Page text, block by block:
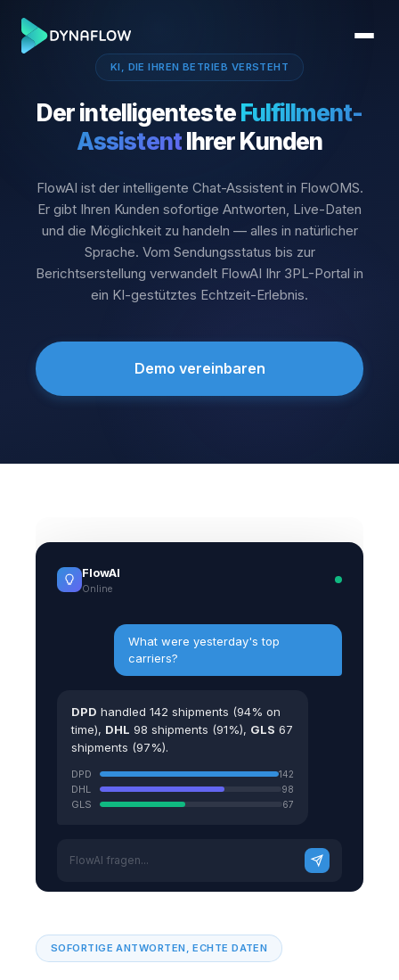
KI, DIE IHREN BETRIEB VERSTEHT
Der intelligentesteFulfillment-
AssistentIhrer Kunden
FlowAI ist der intelligente Chat-Assistent in FlowOMS.
Er gibt Ihren Kunden sofortige Antworten, Live-Daten
und die Möglichkeit zu handeln — alles in natürlicher
Sprache. Vom Sendungsstatus bis zur
Berichtserstellung verwandelt FlowAI Ihr 3PL-Portal in
ein KI-gestütztes Echtzeit-Erlebnis.
Demo vereinbaren
SOFORTIGE ANTWORTEN, ECHTE DATEN
FlowAI
Online
What were yesterday's top
carriers?
DPD handled 142 shipments (94% on
time), DHL 98 shipments (91%), GLS 67
shipments (97%).
DPD 142
DHL 98
GLS 67
FlowAI fragen...